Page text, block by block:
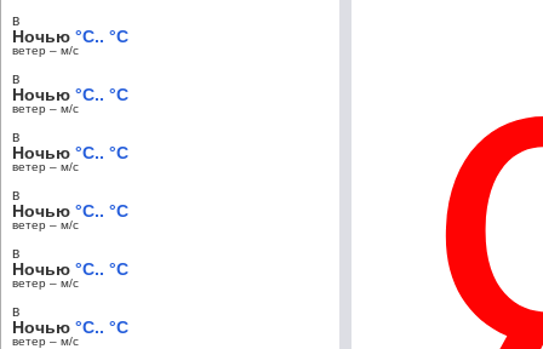
в
Ночью °C.. °C
ветер – м/c
в
Ночью °C.. °C
ветер – м/c
в
Ночью °C.. °C
ветер – м/c
в
Ночью °C.. °C
ветер – м/c
в
Ночью °C.. °C
ветер – м/c
в
Ночью °C.. °C
ветер – м/c